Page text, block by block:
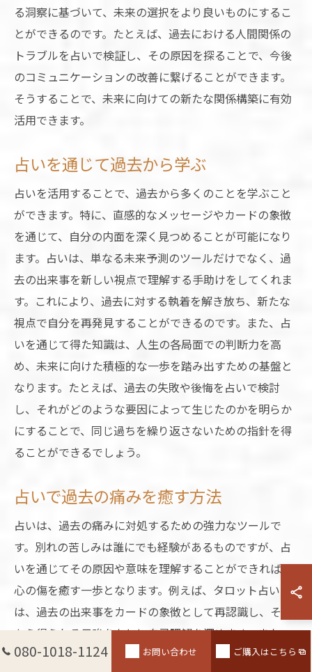
る洞察に基づいて、未来の選択をより良いものにするこ
とができるのです。たとえば、過去における人間関係の
トラブルを占いで検証し、その原因を探ることで、今後
のコミュニケーションの改善に繋げることができます。
そうすることで、未来に向けての新たな関係構築に有効
活用できます。
占いを通じて過去から学ぶ
占いを活用することで、過去から多くのことを学ぶこと
ができます。特に、直感的なメッセージやカードの象徴
を通じて、自分の内面を深く見つめることが可能になり
ます。占いは、単なる未来予測のツールだけでなく、過
去の出来事を新しい視点で理解する手助けをしてくれま
す。これにより、過去に対する執着を解き放ち、新たな
視点で自分を再発見することができるのです。また、占
いを通じて得た知識は、人生の各局面での判断力を高
め、未来に向けた積極的な一歩を踏み出すための基盤と
なります。たとえば、過去の失敗や後悔を占いで検討
し、それがどのような要因によって生じたのかを明らか
にすることで、同じ過ちを繰り返さないための指針を得
ることができるでしょう。
占いで過去の痛みを癒す方法
占いは、過去の痛みに対処するための強力なツールで
す。別れの苦しみは誰にでも経験があるものですが、占
いを通じてその原因や意味を理解することができれば、
心の傷を癒す一歩となります。例えば、タロット占い
は、過去の出来事をカードの象徴として再認識し、そこ
から得られる示唆をもとに自己理解を深めます。また、
占星術は、星の動きを通じて過去の出来事とそのタイミ
080-1018-1124 お問い合わせ ご購入はこちら